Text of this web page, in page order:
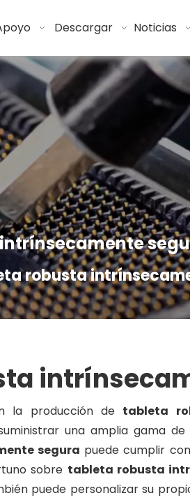
Descargar Noticias
robusta
la producción de tableta
una amplia gama de
segura puede cumplir
sobre tableta robusta
puede personalizar su